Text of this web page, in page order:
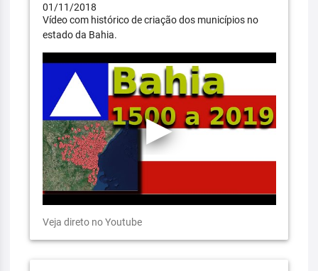
01/11/2018
Vídeo com histórico de criação dos municípios no
estado da Bahia.
Veja direto no Youtube